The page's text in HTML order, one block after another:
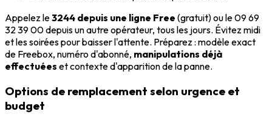
Appelez le3244 depuis une ligne Free (gratuit) ou le 09 69
32 39 00 depuis un autre opérateur, tous les jours. Évitez midi
et les soirées pour baisser l'attente. Préparez : modèle exact
de Freebox, numéro d'abonné, manipulations déjà
effectuées et contexte d'apparition de la panne.
Options de remplacement selon urgence et
budget